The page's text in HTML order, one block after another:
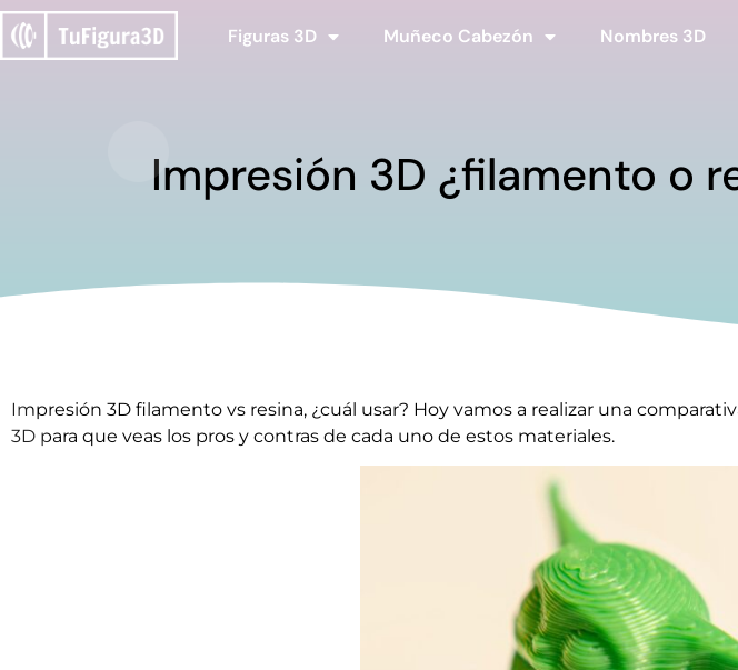
Figuras 3D Muñeco Cabezón Nombres 3D
Impresión 3D ¿filamento o
Impresión 3D filamento vs resina, ¿cuál usar? Hoy vamos a realizar una
3D para que veas los pros y contras de cada uno de estos materiales.